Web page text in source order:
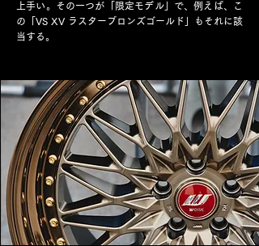
上手い。その一つが「限定モデル」で、例えば、こ
の「VS XV ラスターブロンズゴールド」もそれに該
当する。